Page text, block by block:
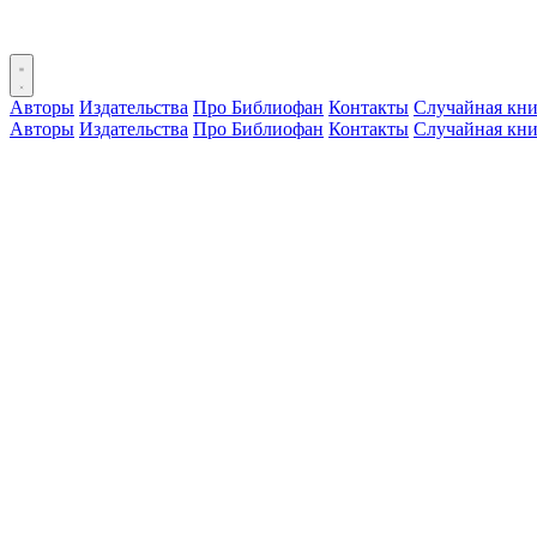
Авторы Издательства Про Библиофан Контакты Случайная
Авторы Издательства Про Библиофан Контакты Случайная